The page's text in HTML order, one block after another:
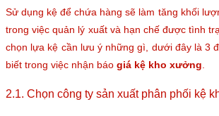
Sử dụng kệ để chứa hàng sẽ làm tăng khối
trong việc quản lý xuất và hạn chế được tình
chọn lựa kệ cần lưu ý những gì, dưới đây là 3
biết trong việc nhận báo giá kệ kho xưởng
2.1. Chọn công ty sản xuất phân phối kệ